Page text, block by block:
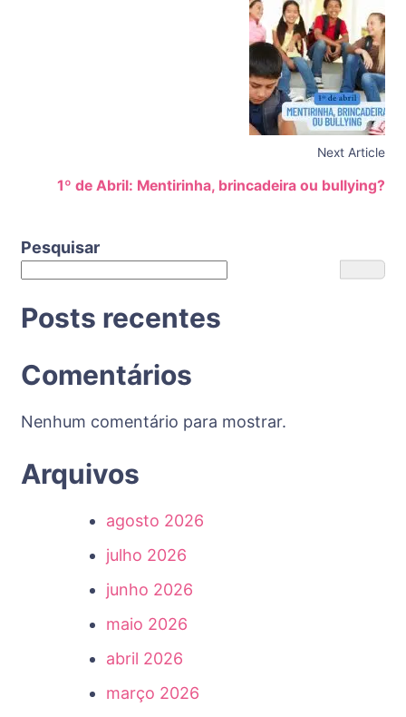
Next Article
1º de Abril: Mentirinha, brincadeira ou bullying?
Pesquisar
Posts recentes
Comentários
Nenhum comentário para mostrar.
Arquivos
agosto 2026
julho 2026
junho 2026
maio 2026
abril 2026
março 2026